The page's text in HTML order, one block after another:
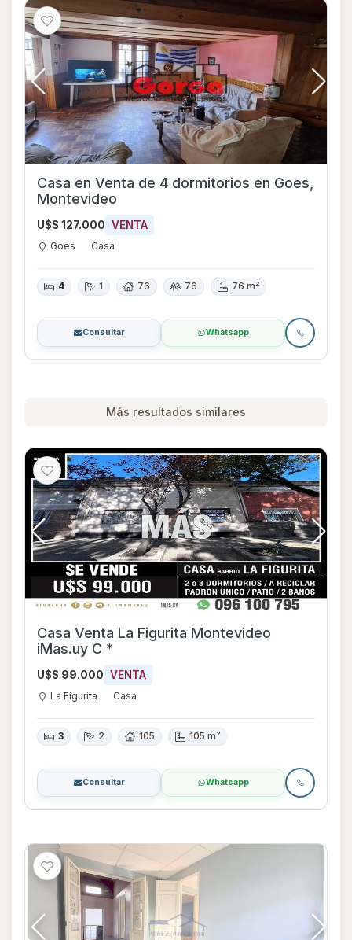
Casa en Venta de 4 dormitorios en Goes,
Montevideo
U$S 127.000 VENTA
Goes Casa
4 1 76 76 76 m²
Consultar Whatsapp
Más resultados similares
Casa Venta La Figurita Montevideo
iMas.uy C *
U$S 99.000 VENTA
La Figurita Casa
3 2 105 105 m²
Consultar Whatsapp